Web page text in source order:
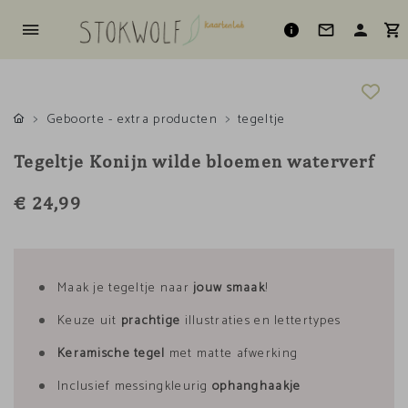
Geboorte - extra producten
tegeltje
Tegeltje Konijn wilde bloemen waterverf
€ 24,99
Maak je tegeltje naar jouw smaak!
Keuze uit prachtige illustraties en lettertypes
Keramische tegel met matte afwerking
Inclusief messingkleurig ophanghaakje